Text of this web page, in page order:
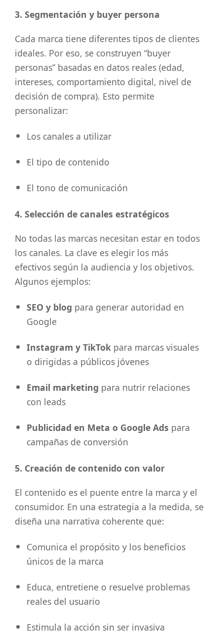
3. Segmentación y buyer persona
Cada marca tiene diferentes tipos de clientes
ideales. Por eso, se construyen “buyer
personas” basadas en datos reales (edad,
intereses, comportamiento digital, nivel de
decisión de compra). Esto permite
personalizar:
Los canales a utilizar
El tipo de contenido
El tono de comunicación
4. Selección de canales estratégicos
No todas las marcas necesitan estar en todos
los canales. La clave es elegir los más
efectivos según la audiencia y los objetivos.
Algunos ejemplos:
SEO y blog para generar autoridad en
Google
Instagram y TikTok para marcas visuales
o dirigidas a públicos jóvenes
Email marketing para nutrir relaciones
con leads
Publicidad en Meta o Google Ads para
campañas de conversión
5. Creación de contenido con valor
El contenido es el puente entre la marca y el
consumidor. En una estrategia a la medida, se
diseña una narrativa coherente que:
Comunica el propósito y los beneficios
únicos de la marca
Educa, entretiene o resuelve problemas
reales del usuario
Estimula la acción sin ser invasiva